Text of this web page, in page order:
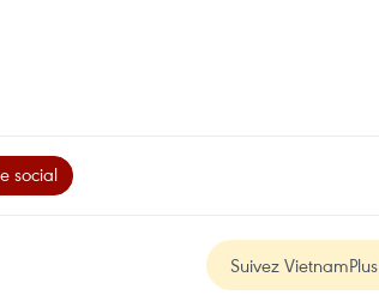
social
Suivez VietnamPlus